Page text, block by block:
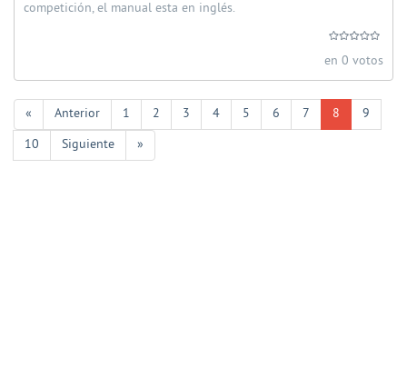
competición, el manual esta en inglés.
en 0 votos
« Anterior 1 2 3 4 5 6 7 8
9
10
Siguiente »